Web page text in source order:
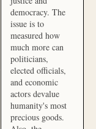
democracy. The
issue is to
measured how
much more can
politicians,
elected officials,
and economic
actors devalue
humanity's most
precious goods.